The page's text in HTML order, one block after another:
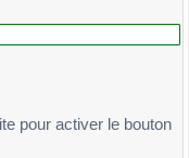
pour activer le bouton